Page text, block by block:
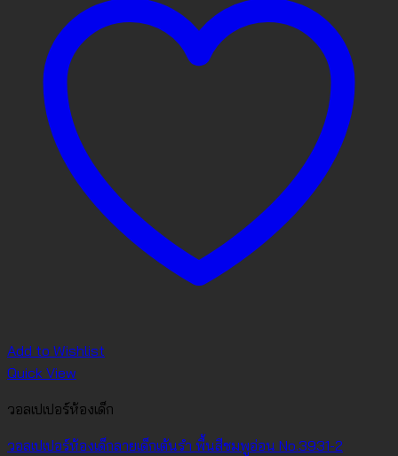
Add to Wishlist
Quick View
วอลเปเปอร์ห้องเด็ก
วอลเปเปอร์ห้องเด็กลายเด็กเต้นรำ พื้นสีชมพูอ่อน No.3931-2